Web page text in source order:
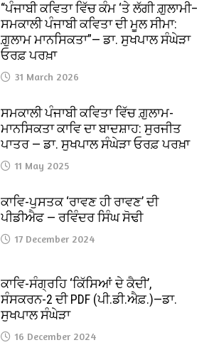
“ਪੰਜਾਬੀ ਕਵਿਤਾ ਵਿੱਚ ਕੰਮ ‘ਤੇ ਲੱਗੀ ਗ਼ੁਲਾਮੀ–
ਸਮਕਾਲੀ ਪੰਜਾਬੀ ਕਵਿਤਾ ਦੀ ਮੂਲ ਸੀਮਾ:
ਗ਼ੁਲਾਮ ਮਾਨਸਿਕਤਾ”— ਡਾ. ਸੁਖਪਾਲ ਸੰਘੇੜਾ
ਓਰਫ਼ ਪਰਖ਼ਾ
31 March 2026
ਸਮਕਾਲੀ ਪੰਜਾਬੀ ਕਵਿਤਾ ਵਿੱਚ ਗ਼ੁਲਾਮ-
ਮਾਨਸਿਕਤਾ ਕਾਵਿ ਦਾ ਬਾਦਸ਼ਾਹ: ਸੁਰਜੀਤ
ਪਾਤਰ — ਡਾ. ਸੁਖਪਾਲ ਸੰਘੇੜਾ ਓਰਫ਼ ਪਰਖ਼ਾ
11 May 2025
ਕਾਵਿ-ਪੁਸਤਕ ‘ਰਾਵਣ ਹੀ ਰਾਵਣ’ ਦੀ
ਪੀਡੀਐਫ — ਰਵਿੰਦਰ ਸਿੰਘ ਸੋਢੀ
17 December 2024
ਕਾਵਿ-ਸੰਗ੍ਰਹਿ ‘ਕਿੱਸਿਆਂ ਦੇ ਕੈਦੀ’,
ਸੰਸਕਰਨ-2 ਦੀ PDF (ਪੀ.ਡੀ.ਐਫ਼.)—ਡਾ.
ਸੁਖਪਾਲ ਸੰਘੇੜਾ
16 December 2024